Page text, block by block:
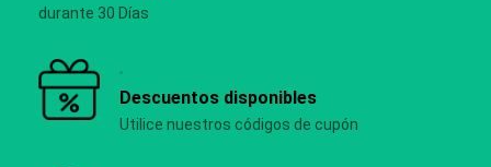
durante 30 Días
Descuentos disponibles
Utilice nuestros códigos de cupón